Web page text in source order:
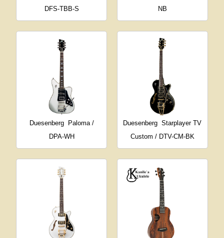
DFS-TBB-S NB
Duesenberg
Paloma /
DPA-WH
Duesenberg Starplayer TV
Custom / DTV-CM-BK